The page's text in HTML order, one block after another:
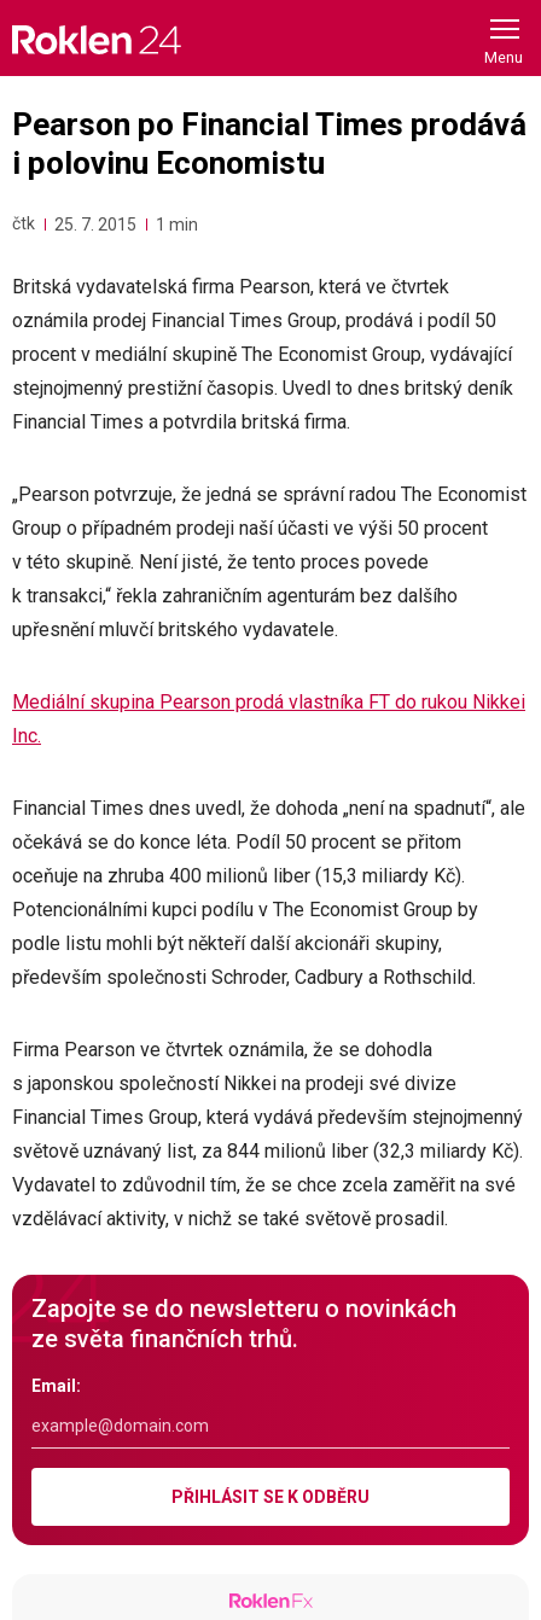
content
Pearson po Financial Times prodává
i polovinu Economistu
čtk 25. 7. 2015 1 min
Britská vydavatelská firma Pearson, která ve čtvrtek
oznámila prodej Financial Times Group, prodává i podíl 50
procent v mediální skupině The Economist Group, vydávající
stejnojmenný prestižní časopis. Uvedl to dnes britský deník
Financial Times a potvrdila britská firma.
„Pearson potvrzuje, že jedná se správní radou The Economist
Group o případném prodeji naší účasti ve výši 50 procent
v této skupině. Není jisté, že tento proces povede
k transakci,“ řekla zahraničním agenturám bez dalšího
upřesnění mluvčí britského vydavatele.
Mediální skupina Pearson prodá vlastníka FT do rukou Nikkei
Inc.
Financial Times dnes uvedl, že dohoda „není na spadnutí“, ale
očekává se do konce léta. Podíl 50 procent se přitom
oceňuje na zhruba 400 milionů liber (15,3 miliardy Kč).
Potencionálními kupci podílu v The Economist Group by
podle listu mohli být někteří další akcionáři skupiny,
především společnosti Schroder, Cadbury a Rothschild.
Firma Pearson ve čtvrtek oznámila, že se dohodla
s japonskou společností Nikkei na prodeji své divize
Financial Times Group, která vydává především stejnojmenný
světově uznávaný list, za 844 milionů liber (32,3 miliardy Kč).
Vydavatel to zdůvodnil tím, že se chce zcela zaměřit na své
vzdělávací aktivity, v nichž se také světově prosadil.
Zapojte se do newsletteru o novinkách
ze světa finančních trhů.
Email:
PŘIHLÁSIT SE K ODBĚRU